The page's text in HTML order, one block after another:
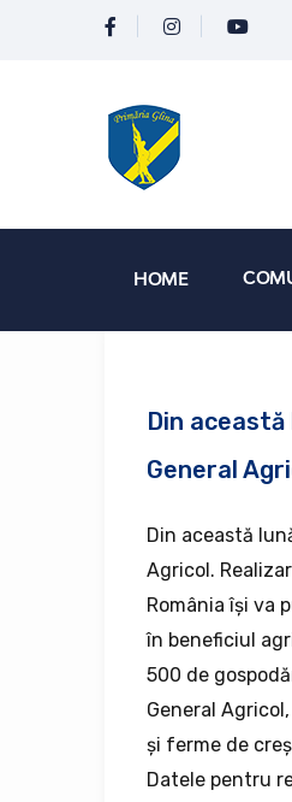
HOME
Din
General
Din această
Agricol.
România își va
în beneficiul
500 de
General
și ferme de
Datele pentru